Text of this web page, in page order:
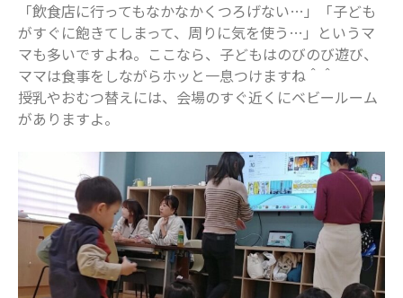
2020年8月
2020年7月
2020年6月
2020年5月
2020年3月
2020年2月
2020年1月
2019年12月
2019年11月
2019年10月
「飲食店に行ってもなかなかくつろげない…」「子ども
がすぐに飽きてしまって、周りに気を使う…」というマ
マも多いですよね。ここなら、子どもはのびのび遊び、
ママは食事をしながらホッと一息つけますね＾＾
授乳やおむつ替えには、会場のすぐ近くにベビールーム
がありますよ。